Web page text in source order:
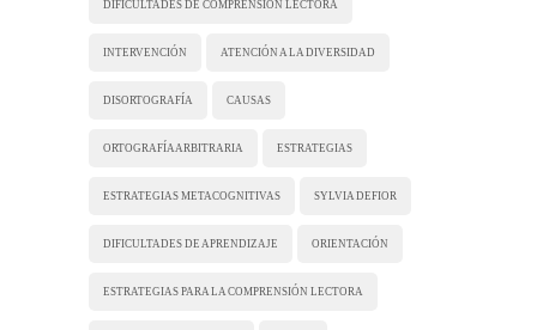
DIFICULTADES DE COMPRENSIÓN LECTORA
INTERVENCIÓN ATENCIÓN A LA DIVERSIDAD
DISORTOGRAFÍA CAUSAS
ORTOGRAFÍA ARBITRARIA ESTRATEGIAS
ESTRATEGIAS METACOGNITIVAS SYLVIA DEFIOR
DIFICULTADES DE APRENDIZAJE ORIENTACIÓN
ESTRATEGIAS PARA LA COMPRENSIÓN LECTORA